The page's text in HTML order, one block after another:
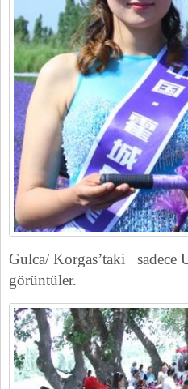
Gulca/ Korgas’taki sadece
görüntüler.